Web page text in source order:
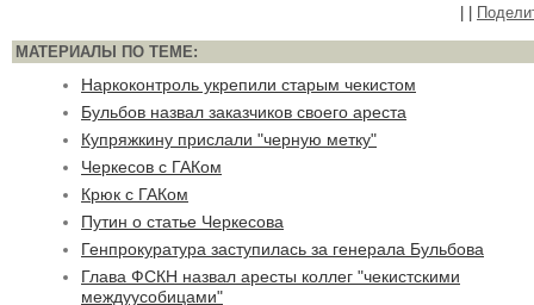
МАТЕРИАЛЫ ПО ТЕМЕ:
Наркоконтроль укрепили старым чекистом
Бульбов назвал заказчиков своего ареста
Купряжкину прислали "черную метку"
Черкесов с ГАКом
Крюк с ГАКом
Путин о статье Черкесова
Генпрокуратура заступилась за генерала Бульбова
Глава ФСКН назвал аресты коллег "чекистскими
междуусобицами"